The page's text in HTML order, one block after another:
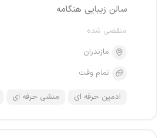
سالن زیبایی هنگامه
منقضی شده
مازندران
تمام وقت
ادمین حرفه ای منشی حرفه ای